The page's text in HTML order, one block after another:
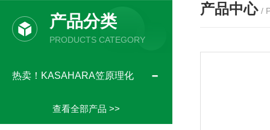
产品中心 /
产品分类
PRODUCTS CATEGORY
热卖！KASAHARA笠原理化
查看全部产品 >>